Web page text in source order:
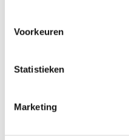
Voorkeuren
Statistieken
Marketing